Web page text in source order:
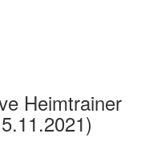
Heimtrainer